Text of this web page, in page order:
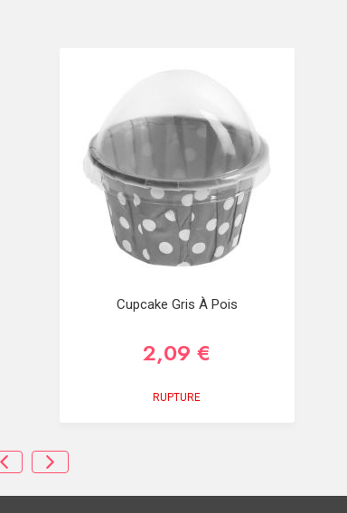
Cupcake Gris À Pois
2,09 €
RUPTURE